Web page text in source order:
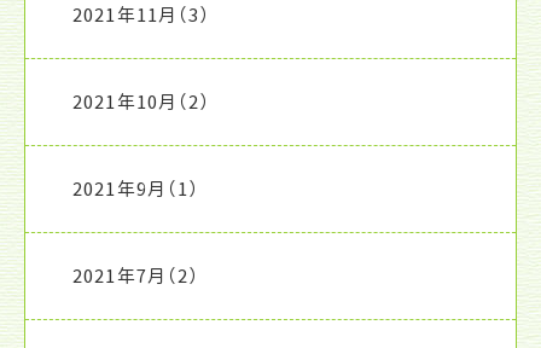
2021年11月 （3）
2021年10月 （2）
2021年9月 （1）
2021年7月 （2）